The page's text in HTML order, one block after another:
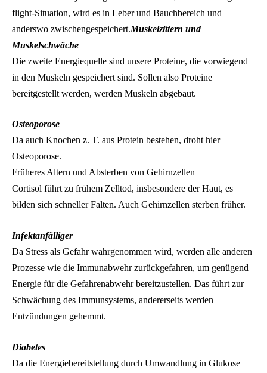
flight-Situation, wird es in Leber und Bauchbereich und
anderswo zwischengespeichert.Muskelzittern und
Muskelschwäche
Die zweite Energiequelle sind unsere Proteine, die vorwiegend
in den Muskeln gespeichert sind. Sollen also Proteine
bereitgestellt werden, werden Muskeln abgebaut.
Osteoporose
Da auch Knochen z. T. aus Protein bestehen, droht hier
Osteoporose.
Früheres Altern und Absterben von Gehirnzellen
Cortisol führt zu frühem Zelltod, insbesondere der Haut, es
bilden sich schneller Falten. Auch Gehirnzellen sterben früher.
Infektanfälliger
Da Stress als Gefahr wahrgenommen wird, werden alle anderen
Prozesse wie die Immunabwehr zurückgefahren, um genügend
Energie für die Gefahrenabwehr bereitzustellen. Das führt zur
Schwächung des Immunsystems, andererseits werden
Entzündungen gehemmt.
Diabetes
Da die Energiebereitstellung durch Umwandlung in Glukose